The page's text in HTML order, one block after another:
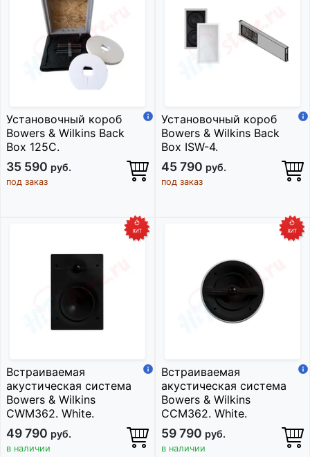
Установочный короб
Bowers & Wilkins Back
Box 125C.
35 590 руб.
под заказ
Установочный короб
Bowers & Wilkins Back
Box ISW-4.
45 790 руб.
под заказ
Встраиваемая
акустическая система
Bowers & Wilkins
CWM362. White.
49 790 руб.
в наличии
Встраиваемая
акустическая система
Bowers & Wilkins
CCM362. White.
59 790 руб.
в наличии